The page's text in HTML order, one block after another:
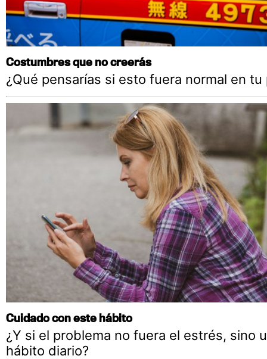
Costumbres que no creerás
¿Qué pensarías si esto fuera normal en tu
Cuidado con este hábito
¿Y si el problema no fuera el estrés, sino
hábito diario?